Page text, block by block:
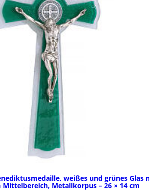
weißes und grünes Glas
Metallkorpus – 26 × 14 cm